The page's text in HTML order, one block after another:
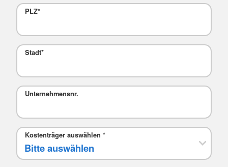
PLZ*
Stadt*
Mail
Unternehmensnr.
Kostenträger auswählen *